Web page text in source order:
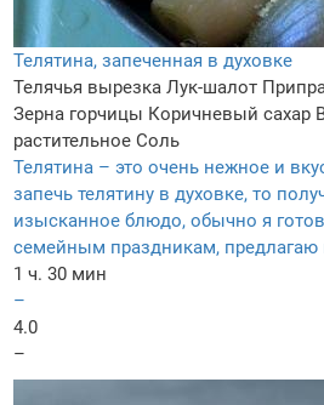
Телятина, запеченная в духовке
Телячья вырезка Лук-шалот
Зерна горчицы Коричневый сахар
растительное Соль
Телятина – это очень нежное и
запечь телятину в духовке, то
изысканное блюдо, обычно я
семейным праздникам, предлагаю
1 ч. 30 мин
–
4.0
–